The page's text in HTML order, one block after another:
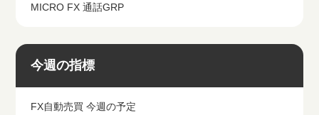
MICRO FX 通話GRP
今週の指標
FX自動売買 今週の予定